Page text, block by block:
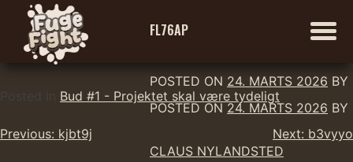
Skip
content
FL76AP
POSTED ON 24. MARTS 2026 BY
POSTED ON 24. MARTS 2026 BY
CLAUS NYLANDSTED
Posted in Bud #1 - Projektet skal være tydeligt
Indlægsnavigation
Previous: kjbt9j Next: b3vyyo